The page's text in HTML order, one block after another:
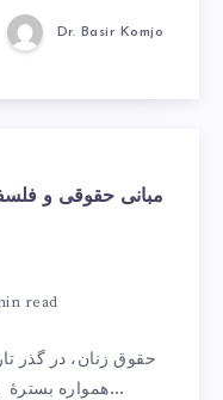
Dr. Basir Komjo
مبانی حقوقی و
read
حقوق زنان، در گذر
همواره بسترۀ برای مناقشات و تبادل اندیشه…